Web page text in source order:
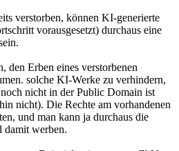
verstorben, können KI-generierte
vorausgesetzt) durchaus eine
den Erben eines verstorbenen
solche KI-Werke zu verhindern,
nicht in der Public Domain ist
nicht). Die Rechte am vorhandenen
und man kann ja durchaus die
damit werben.